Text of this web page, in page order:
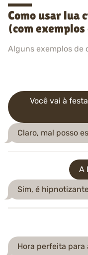
Como usar lua
(com
Alguns exemplos de
Você vai à
Claro, mal posso
A
Sim, é
Hora perfeita